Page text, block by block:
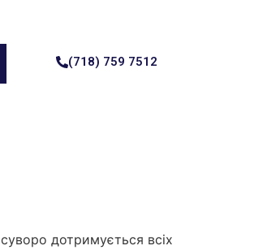
(718) 759 7512
дотримується всіх